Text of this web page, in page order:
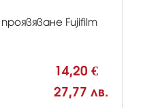
Fujifilm
14,20 €
27,77 лв.